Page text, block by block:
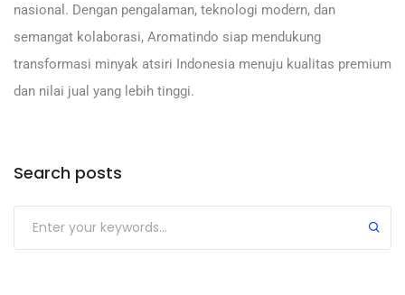
nasional. Dengan pengalaman, teknologi modern, dan
semangat kolaborasi, Aromatindo siap mendukung
transformasi minyak atsiri Indonesia menuju kualitas premium
dan nilai jual yang lebih tinggi.
Search posts